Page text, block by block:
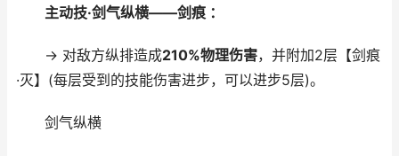
主动技·剑气纵横——剑痕 ：
→ 对敌方纵排造成210%物理伤害，并附加2层【剑痕
·灭】(每层受到的技能伤害进步，可以进步5层)。
剑气纵横